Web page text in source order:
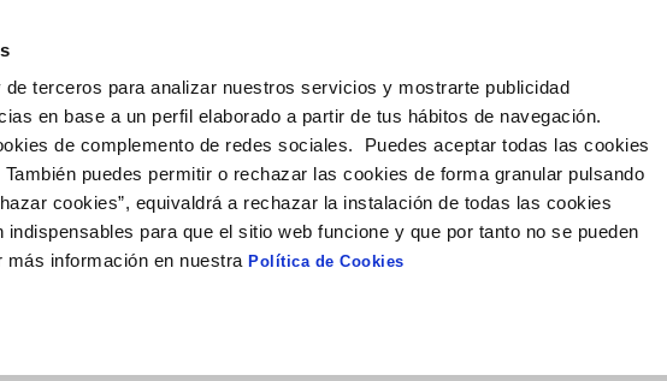
terceros para analizar nuestros servicios y mostrarte publicidad
en base a un perfil elaborado a partir de tus hábitos de navegación.
de complemento de redes sociales. Puedes aceptar todas las cookies
También puedes permitir o rechazar las cookies de forma granular pulsando
cookies”, equivaldrá a rechazar la instalación de todas las cookies
para que el sitio web funcione y que por tanto no se pueden
más información en nuestraPolítica de Cookies
Y
CONTRATOS Y
SUBVENCIONES
NORMATIVA APLICABLE
SUBVENCIONES
consultar información detallada de las subvenciones concedidas a Aguas de Avilés
de Avilés